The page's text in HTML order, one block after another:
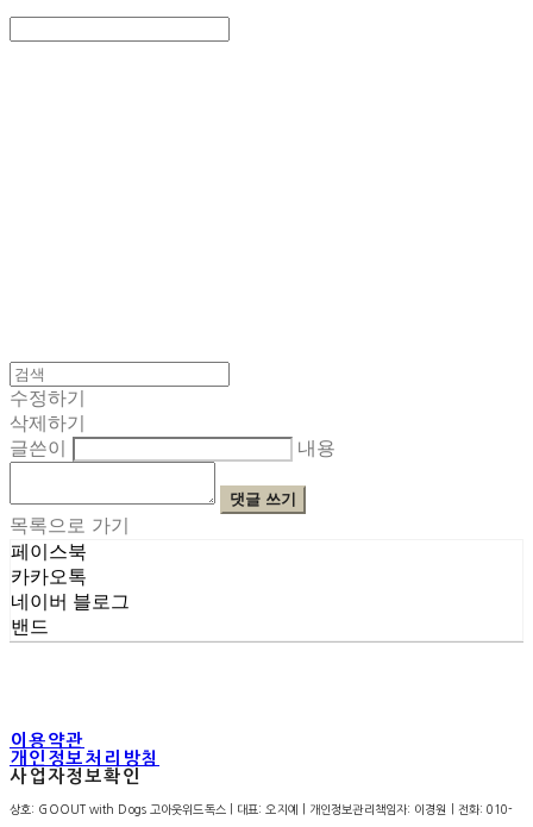
수정하기
삭제하기
글쓴이
내용
댓글 쓰기
목록으로 가기
페이스북
카카오톡
네이버 블로그
밴드
이용약관
개인정보처리방침
사업자정보확인
상호: GOOUT with Dogs 고아웃위드독스 | 대표: 오지예 | 개인정보관리책임자: 이경원 | 전화: 010-